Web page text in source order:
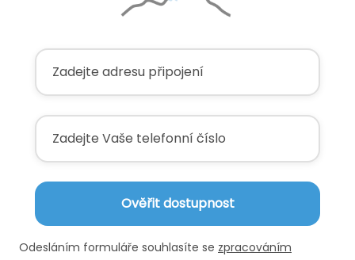
Ověřit dostupnost
Odesláním formuláře souhlasíte se zpracováním